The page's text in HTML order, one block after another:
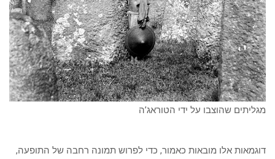
מגליתים שהוצבו על ידי הטוראג’ה
דוגמאות אלו מובאות כאמור, כדי לפרוש תמונה רחבה של התופעה,